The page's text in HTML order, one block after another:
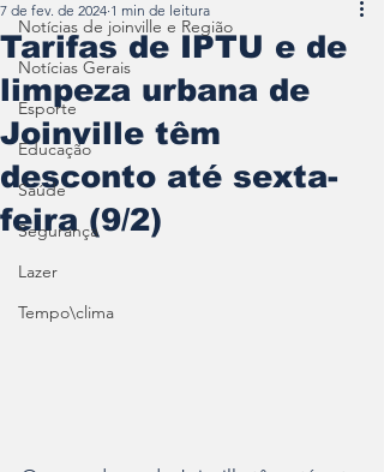
Notícias de joinville e Região
Notícias Gerais
Esporte
Educação
Saúde
Segurança
Lazer
Tempo\clima
Tarifas de IPTU e de
limpeza urbana de
Joinville têm
desconto até sexta-
feira (9/2)
7 de fev. de 2024 1 min de leitura